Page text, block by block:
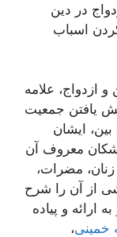
در دین
اسباب
ازدواج، علامه
یافتن جمعیت
ایشان
معروف آن
مضرات،
از آن را شرح
به ارائه‌ و پیاده
خمینی،